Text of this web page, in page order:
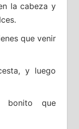
la cabeza y
que venir
y luego
bonito que